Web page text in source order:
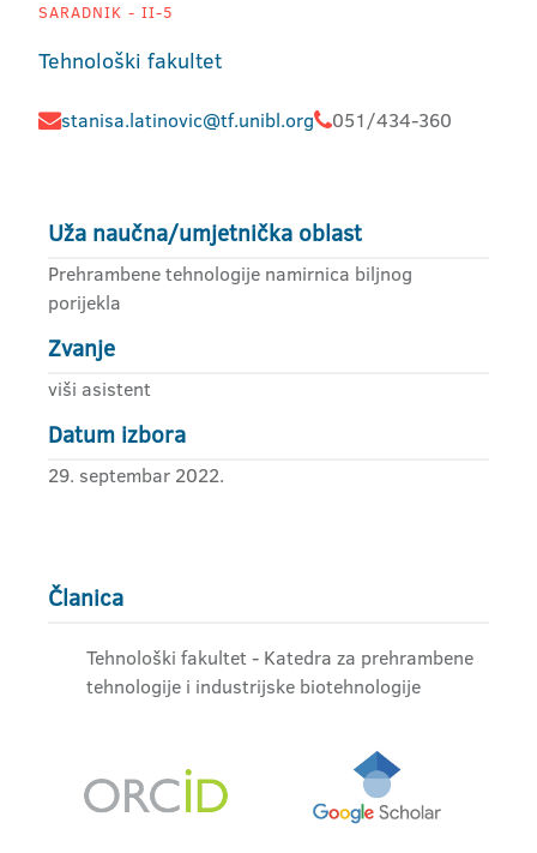
SARADNIK - II-5
Tehnološki fakultet
stanisa.latinovic@tf.unibl.org 051/434-360
Uža naučna/umjetnička oblast
Prehrambene tehnologije namirnica biljnog
porijekla
Zvanje
viši asistent
Datum izbora
29. septembar 2022.
Članica
Tehnološki fakultet - Katedra za prehrambene
tehnologije i industrijske biotehnologije